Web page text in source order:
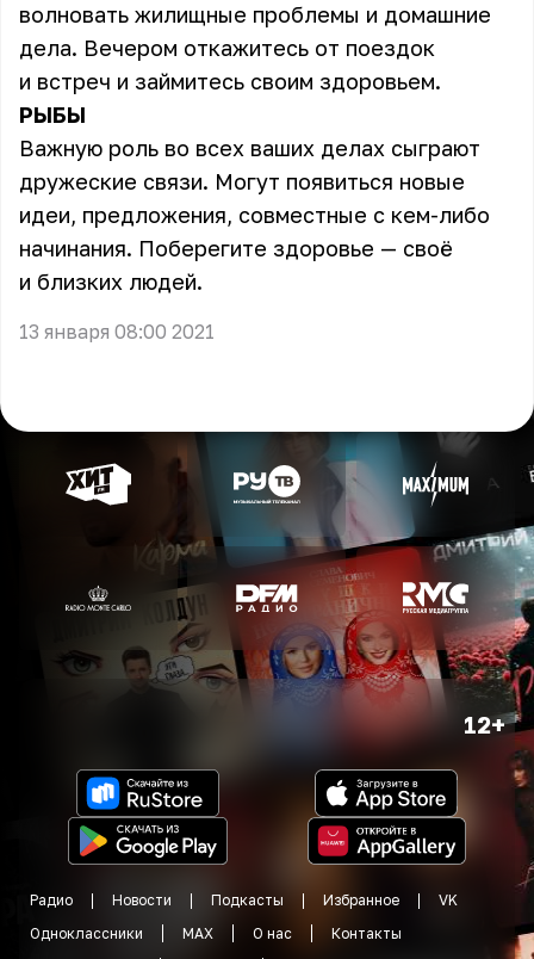
волновать жилищные проблемы и домашние
дела. Вечером откажитесь от поездок
и встреч и займитесь своим здоровьем.
РЫБЫ
Важную роль во всех ваших делах сыграют
дружеские связи. Могут появиться новые
идеи, предложения, совместные с кем-либо
начинания. Поберегите здоровье — своё
и близких людей.
13 января 08:00 2021
12+
Радио Новости Подкасты Избранное
VK
Одноклассники
MAX О нас
Контакты